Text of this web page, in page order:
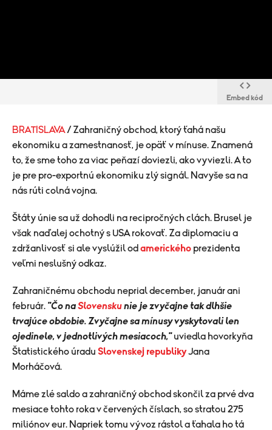
Embed kód
BRATISLAVA / Zahraničný obchod, ktorý ťahá našu
ekonomiku a zamestnanosť, je opäť v mínuse. Znamená
to, že sme toho za viac peňazí doviezli, ako vyviezli. A to
je pre pro-exportnú ekonomiku zlý signál. Navyše sa na
nás rúti colná vojna.
Štáty únie sa už dohodli na recipročných clách. Brusel je
však naďalej ochotný s USA rokovať. Za diplomaciu a
zdržanlivosť si ale vyslúžil od amerického prezidenta
veľmi neslušný odkaz.
Zahraničnému obchodu neprial december, január ani
február. "Čo naSlovenskunie je zvyčajne tak dlhšie
trvajúce obdobie. Zvyčajne sa mínusy vyskytovali len
ojedinele, v jednotlivých mesiacoch," uviedla hovorkyňa
Štatistického úradu Slovenskej republikyJana
Morháčová.
Máme zlé saldo a zahraničný obchod skončil za prvé dva
mesiace tohto roka v červených číslach, so stratou 275
miliónov eur. Napriek tomu vývoz rástol a ťahala ho tá